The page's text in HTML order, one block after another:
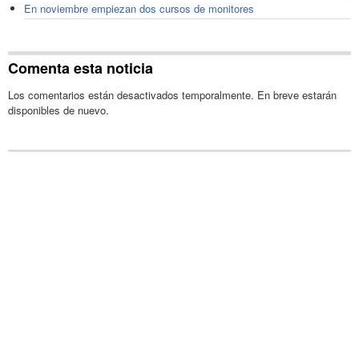
En noviembre empiezan dos cursos de monitores
Comenta esta noticia
Los comentarios están desactivados temporalmente. En breve estarán
disponibles de nuevo.